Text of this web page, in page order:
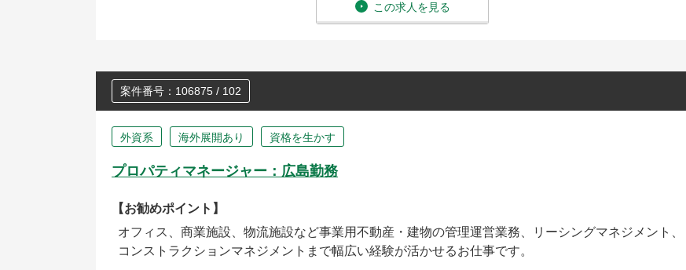
この求人を見る
案件番号：106875 / 102
外資系 海外展開あり 資格を生かす
プロパティマネージャー：広島勤務
【お勧めポイント】
オフィス、商業施設、物流施設など事業用不動産・建物の管理運営業務、リーシングマネジメント、
コンストラクションマネジメントまで幅広い経験が活かせるお仕事です。